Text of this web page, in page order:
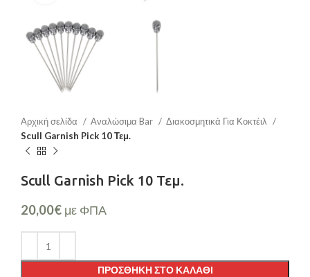
Αρχική σελίδα Αναλώσιμα Bar
Διακοσμητικά Για Κοκτέιλ
Scull Garnish Pick 10 Τεμ.
Scull Garnish Pick 10 Τεμ.
20,00€ με ΦΠΑ
ΠΡΟΣΘΉΚΗ ΣΤΟ ΚΑΛΆΘΙ